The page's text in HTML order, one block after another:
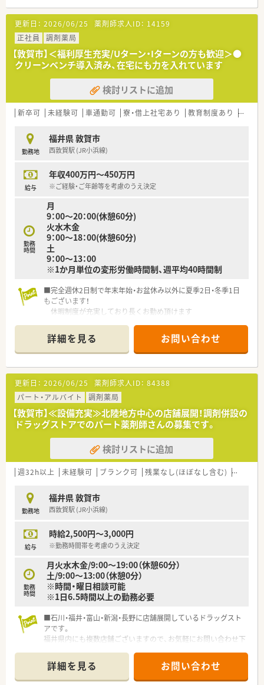
更新日： 2026/06/25 薬剤師求人ID： 14159
正社員
調剤薬局
【敦賀市】＜福利厚生充実/Uターン・Iターンの方も歓迎＞●
クリーンベンチ導入済み、在宅にも力を入れています
検討リストに追加
新卒可 未経験可 車通勤可 寮・借上社宅あり 教育制度あり シフ
勤務地
福井県 敦賀市
西敦賀駅 (JR小浜線)
給与
年収400万円～450万円
※ご経験・ご年齢等を考慮のうえ決定
勤務
時間
月
9：00～20：00(休憩60分)
火水木金
9：00～18：00(休憩60分)
土
9：00～13：00
※1か月単位の変形労働時間制、週平均40時間制
■完全週休2日制で年末年始・お盆休み以外に夏季2日・冬季1日
もございます！
休暇制度が充実しており長くお勤め頂けます
遠方からの方やUターン・Iターン希望の方もお気軽にお問い合
わせください
詳細を見る お問い合わせ
更新日： 2026/06/25 薬剤師求人ID： 84388
パート・アルバイト
調剤薬局
【敦賀市】≪設備充実≫北陸地方中心の店舗展開！調剤併設の
ドラッグストアでのパート薬剤師さんの募集です。
検討リストに追加
週32h以上 未経験可 ブランク可 残業なし(ほぼなし含む) 車通勤
勤務地
福井県 敦賀市
西敦賀駅 (JR小浜線)
給与
時給2,500円～3,000円
※勤務時間帯を考慮のうえ決定
勤務
時間
月火水木金/9:00～19:00（休憩60分）
土/9:00～13:00（休憩0分）
※時間・曜日相談可能
※1日6.5時間以上の勤務必要
■石川・福井・富山・新潟・長野に店舗展開しているドラッグスト
アです。
福井県内にも複数店舗ございますので、お気軽にお問い合わせ下
■株式上場も行っており、教育制度・福利厚生も整っています。
詳細を見る お問い合わせ